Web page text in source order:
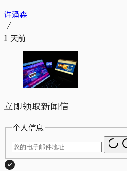
许涌森
1 天前
立即领取新闻信
个人信息